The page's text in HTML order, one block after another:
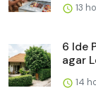
13
6 Ide
agar
14